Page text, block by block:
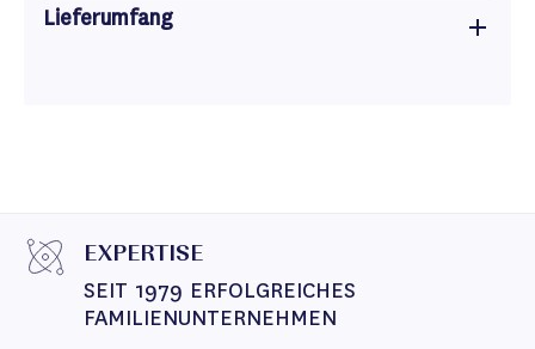
Lieferumfang
EXPERTISE
SEIT 1979 ERFOLGREICHES
FAMILIENUNTERNEHMEN